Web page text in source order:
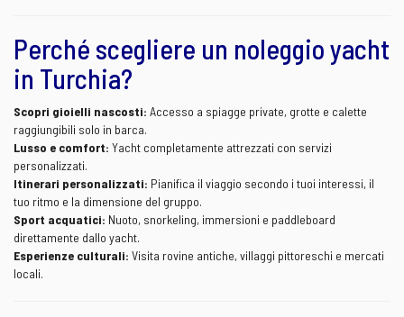
Perché scegliere un noleggio yacht
in Turchia?
Scopri gioielli nascosti: Accesso a spiagge private, grotte e calette
raggiungibili solo in barca.
Lusso e comfort: Yacht completamente attrezzati con servizi
personalizzati.
Itinerari personalizzati: Pianifica il viaggio secondo i tuoi interessi, il
tuo ritmo e la dimensione del gruppo.
Sport acquatici: Nuoto, snorkeling, immersioni e paddleboard
direttamente dallo yacht.
Esperienze culturali: Visita rovine antiche, villaggi pittoreschi e mercati
locali.